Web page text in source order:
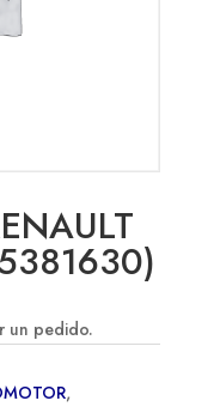
un pedido.
,